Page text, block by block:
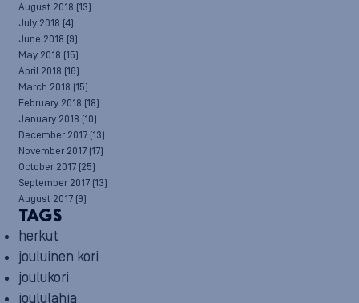
August 2018 (13)
July 2018 (4)
June 2018 (9)
May 2018 (15)
April 2018 (16)
March 2018 (15)
February 2018 (18)
January 2018 (10)
December 2017 (13)
November 2017 (17)
October 2017 (25)
September 2017 (13)
August 2017 (9)
TAGS
herkut
jouluinen kori
joulukori
joululahja